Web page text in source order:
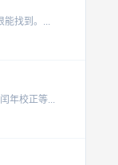
能找到。...
年校正等...